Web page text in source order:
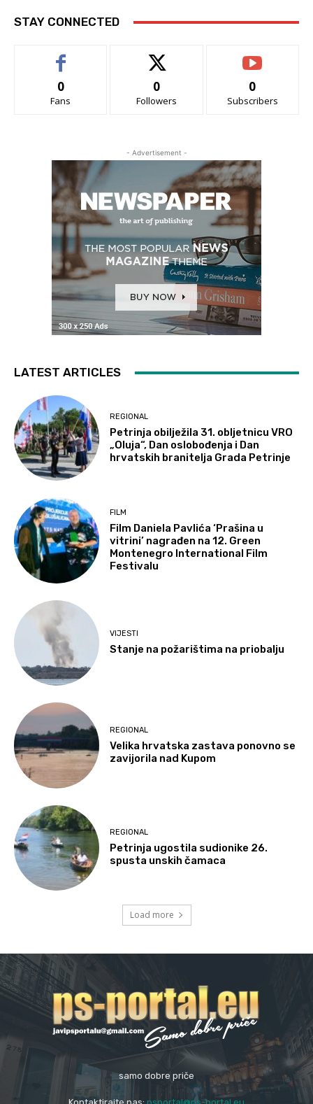
STAY CONNECTED
0
Fans
0
Followers
0
Subscribers
- Advertisement -
LATEST ARTICLES
REGIONAL
Petrinja obilježila 31. obljetnicu VRO
„Oluja“, Dan oslobođenja i Dan
hrvatskih branitelja Grada Petrinje
FILM
Film Daniela Pavlića ‘Prašina u
vitrini’ nagrađen na 12. Green
Montenegro International Film
Festivalu
VIJESTI
Stanje na požarištima na priobalju
REGIONAL
Velika hrvatska zastava ponovno se
zavijorila nad Kupom
REGIONAL
Petrinja ugostila sudionike 26.
spusta unskih čamaca
Load more
samo dobre priče